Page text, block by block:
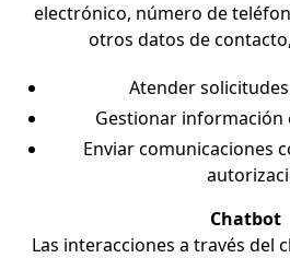
electrónico, número de
otros datos de
Atender
Gestionar información
Enviar comunicaciones
Chatbot
Las interacciones a través del